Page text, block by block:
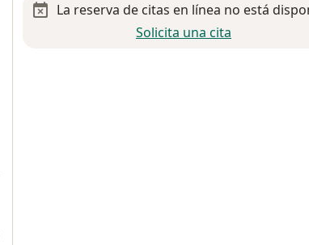
La reserva de citas en línea no está
Solicita una cita